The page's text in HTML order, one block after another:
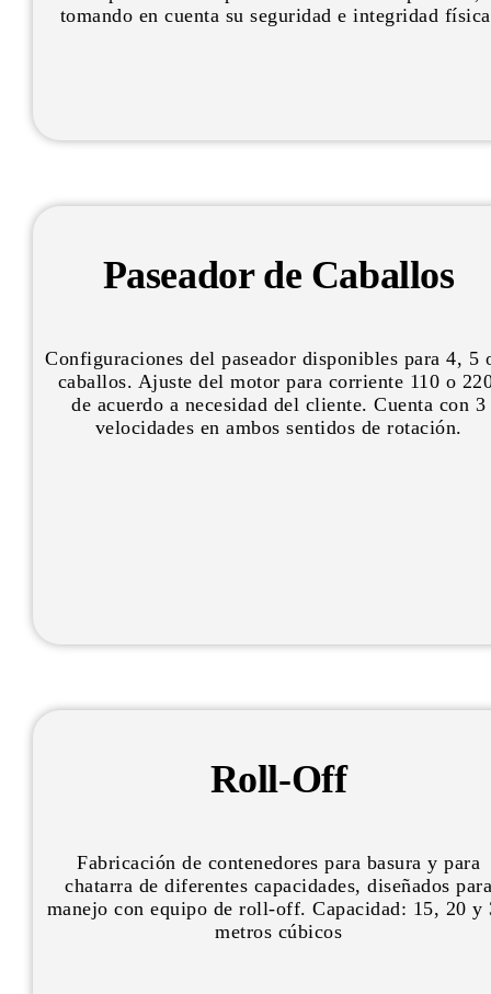
tomando en cuenta su seguridad e integridad
Paseador de Caballos
Configuraciones del paseador disponibles para 4, 5
caballos. Ajuste del motor para corriente 110 o
de acuerdo a necesidad del cliente. Cuenta con 3
velocidades en ambos sentidos de rotación.
Roll-Off
Fabricación de contenedores para basura y para
chatarra de diferentes capacidades, diseñados para
manejo con equipo de roll-off. Capacidad: 15, 20 y
metros cúbicos